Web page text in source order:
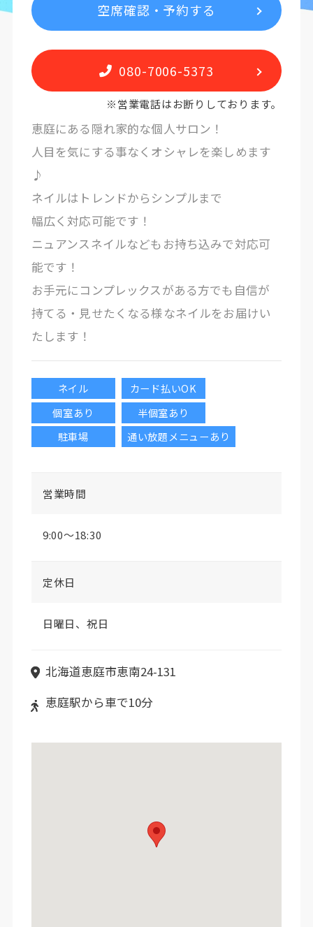
空席確認・予約する
080-7006-5373
※営業電話はお断りしております。
恵庭にある隠れ家的な個人サロン！
人目を気にする事なくオシャレを楽しめます
♪
ネイルはトレンドからシンプルまで
幅広く対応可能です！
ニュアンスネイルなどもお持ち込みで対応可
能です！
お手元にコンプレックスがある方でも自信が
持てる・見せたくなる様なネイルをお届けい
たします！
ネイル
カード払いOK
個室あり
半個室あり
駐車場
通い放題メニューあり
営業時間
9:00〜18:30
定休日
日曜日、祝日
北海道恵庭市恵南24-131
恵庭駅から車で10分